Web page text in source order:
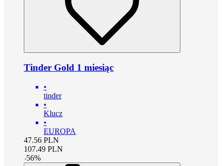
Tinder Gold 1 miesiąc
•
tinder
•
Klucz
•
EUROPA
47.56 PLN
107.49 PLN
-56%